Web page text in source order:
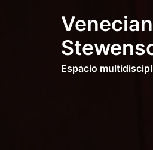
Espacio